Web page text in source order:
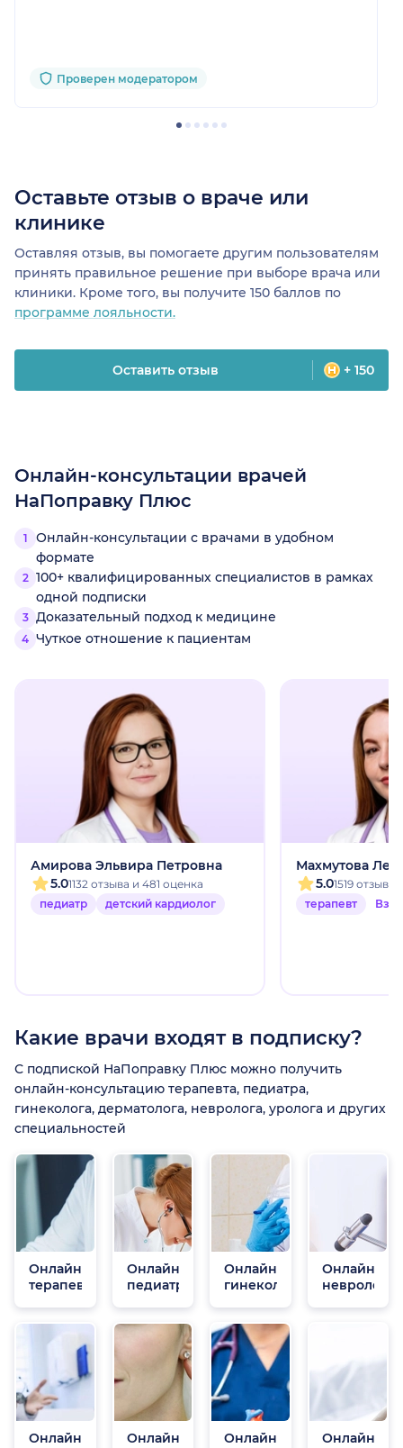
Проверен модератором
Оставьте отзыв о враче или
клинике
Оставляя отзыв, вы помогаете другим пользователям
принять правильное решение при выборе врача или
клиники. Кроме того, вы получите 150 баллов по
программе лояльности.
Оставить отзыв + 150
Онлайн-консультации врачей
НаПоправку Плюс
Онлайн-консультации с врачами в удобном
формате
100+ квалифицированных специалистов в рамках
одной подписки
Доказательный подход к медицине
Чуткое отношение к пациентам
Амирова Эльвира Петровна
5.01132 отзыва и 481 оценка
педиатр
детский кардиолог
Махмутова
5.01519
терапевт
Какие врачи входят в подписку?
С подпиской НаПоправку Плюс можно получить
онлайн-консультацию терапевта, педиатра,
гинеколога, дерматолога, невролога, уролога и других
специальностей
Онлайн
терапевты
Онлайн
педиатры
Онлайн
гинекологи
Онлайн
неврологи
Онлайн
Онлайн
Онлайн
Онлайн